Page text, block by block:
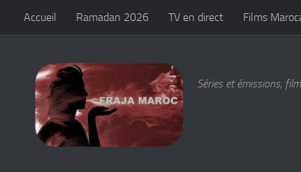
Skip to content
Accueil Ramadan 2026 TV en direct Films
Séries et émissions,